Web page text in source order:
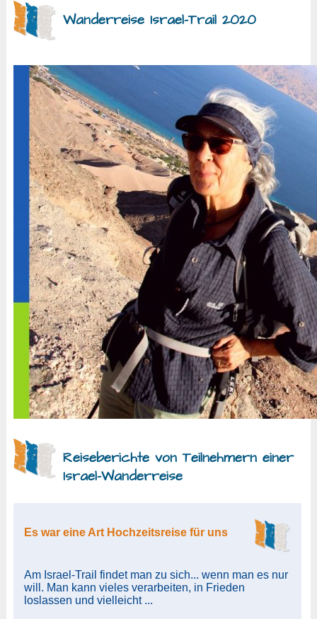
Wanderreise Israel-Trail 2020
Reiseberichte von Teilnehmern einer
Israel-Wanderreise
Es war eine Art Hochzeitsreise für uns
Am Israel-Trail findet man zu sich... wenn man es nur
will. Man kann vieles verarbeiten, in Frieden
loslassen und vielleicht ...